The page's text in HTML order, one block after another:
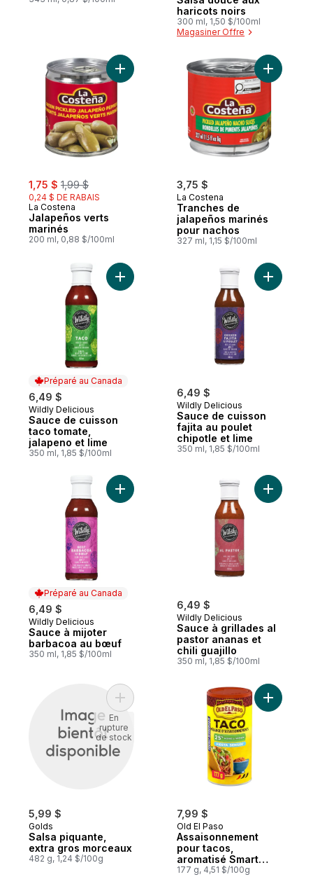
haricots noirs
300 ml, 1,50 $/100ml
Magasiner Offre
sale:
1,75 $ , formerly:
1,99 $
0,24 $ DE RABAIS
La Costena
Jalapeños verts
marinés
200 ml, 0,88 $/100ml
Ajouter Jalapeños verts marinés au panier
3,75 $
La Costena
Tranches de
jalapeños marinés
pour nachos
327 ml, 1,15 $/100ml
Ajouter
Préparé au Canada
6,49 $
Préparé au Canada
Wildly Delicious
Sauce de cuisson
taco tomate,
jalapeno et lime
350 ml, 1,85 $/100ml
Ajouter Sauce de cuisson taco tomate,
6,49 $
Wildly Delicious
Sauce de cuisson
fajita au poulet
chipotle et lime
350 ml, 1,85 $/100ml
Ajouter
Préparé au Canada
6,49 $
Préparé au Canada
Wildly Delicious
Sauce à mijoter
barbacoa au bœuf
350 ml, 1,85 $/100ml
Ajouter Sauce à mijoter barbacoa au
6,49 $
Wildly Delicious
Sauce à grillades al
pastor ananas et
chili guajillo
350 ml, 1,85 $/100ml
Ajouter
5,99 $
Golds
Salsa piquante,
extra gros morceaux
482 g, 1,24 $/100g
Ajouter Salsa piquante, extra gros
En
rupture
de stock
7,99 $
Old El Paso
Assaisonnement
pour tacos,
aromatisé Smart
Fiesta
177 g, 4,51 $/100g
Ajouter